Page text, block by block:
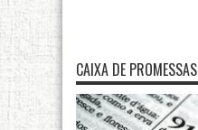
CAIXA DE PROMESSAS